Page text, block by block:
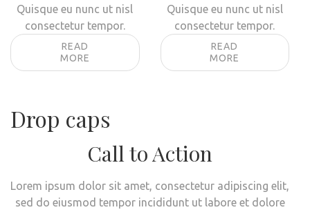
Quisque eu nunc ut nisl
consectetur tempor.
READ
MORE
Quisque eu nunc ut nisl
consectetur tempor.
READ
MORE
Drop caps
Call to Action
Lorem ipsum dolor sit amet, consectetur adipiscing elit,
sed do eiusmod tempor incididunt ut labore et dolore